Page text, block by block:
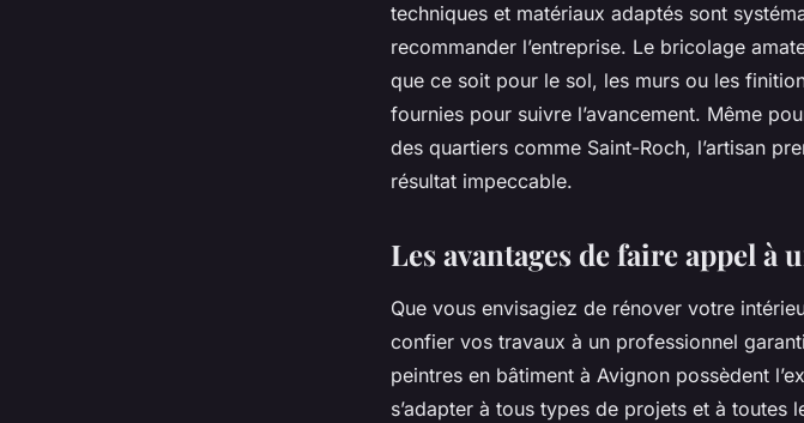
techniques et matériaux adaptés sont
recommander l’entreprise. Le bricolage
que ce soit pour le sol, les murs ou les
fournies pour suivre l’avancement. Même
des quartiers comme Saint-Roch, l’artisan
résultat impeccable.
Les avantages de faire appel
Que vous envisagiez de rénover votre
confier vos travaux à un professionnel
peintres en bâtiment à Avignon possèdent
s’adapter à tous types de projets et à toutes